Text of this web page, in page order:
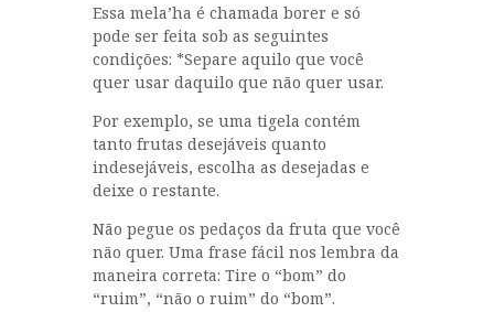
Essa mela’ha é chamada borer e só
pode ser feita sob as seguintes
condições: *Separe aquilo que você
quer usar daquilo que não quer usar.
Por exemplo, se uma tigela contém
tanto frutas desejáveis quanto
indesejáveis, escolha as desejadas e
deixe o restante.
Não pegue os pedaços da fruta que você
não quer. Uma frase fácil nos lembra da
maneira correta: Tire o “bom” do
“ruim”, “não o ruim” do “bom”.